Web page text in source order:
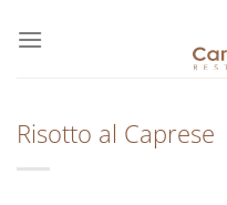
στο
Risotto al Caprese